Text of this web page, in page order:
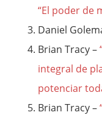
“El poder de
Daniel
Brian Tracy –
integral de
potenciar
Brian Tracy –